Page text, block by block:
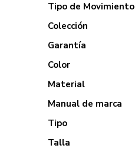
Tipo de Movimiento
Colección
Garantía
Color
Material
Manual de marca
Tipo
Talla